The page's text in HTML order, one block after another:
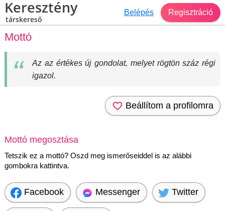
Keresztény
társkereső
Belépés Regisztráció
Mottó
Az az értékes új gondolat, melyet rögtön száz régi
igazol.
Beállítom a profilomra
Mottó megosztása
Tetszik ez a mottó? Oszd meg ismerőseiddel is az alábbi
gombokra kattintva.
Facebook Messenger Twitter